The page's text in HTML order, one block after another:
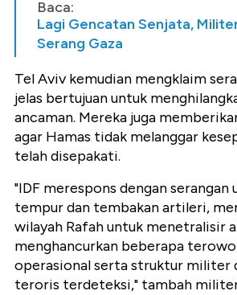
Baca:
Lagi Gencatan Senjata,
Serang Gaza
Tel Aviv kemudian mengklaim
jelas bertujuan untuk
ancaman. Mereka juga
agar Hamas tidak melanggar
telah disepakati.
"IDF merespons dengan serangan
tempur dan tembakan artileri,
wilayah Rafah untuk menetralisir
menghancurkan beberapa
operasional serta struktur militer
teroris terdeteksi," tambah